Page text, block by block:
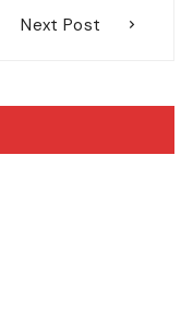
Next Post